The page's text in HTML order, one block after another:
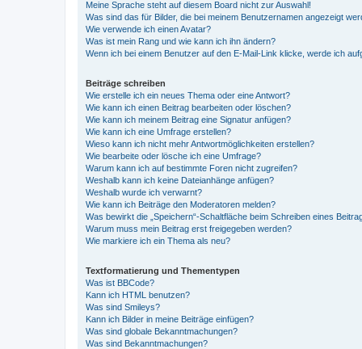
Meine Sprache steht auf diesem Board nicht zur Auswahl!
Was sind das für Bilder, die bei meinem Benutzernamen angezeigt
Wie verwende ich einen Avatar?
Was ist mein Rang und wie kann ich ihn ändern?
Wenn ich bei einem Benutzer auf den E-Mail-Link klicke, werde ich
Beiträge schreiben
Wie erstelle ich ein neues Thema oder eine Antwort?
Wie kann ich einen Beitrag bearbeiten oder löschen?
Wie kann ich meinem Beitrag eine Signatur anfügen?
Wie kann ich eine Umfrage erstellen?
Wieso kann ich nicht mehr Antwortmöglichkeiten erstellen?
Wie bearbeite oder lösche ich eine Umfrage?
Warum kann ich auf bestimmte Foren nicht zugreifen?
Weshalb kann ich keine Dateianhänge anfügen?
Weshalb wurde ich verwarnt?
Wie kann ich Beiträge den Moderatoren melden?
Was bewirkt die „Speichern“-Schaltfläche beim Schreiben eines
Warum muss mein Beitrag erst freigegeben werden?
Wie markiere ich ein Thema als neu?
Textformatierung und Thementypen
Was ist BBCode?
Kann ich HTML benutzen?
Was sind Smileys?
Kann ich Bilder in meine Beiträge einfügen?
Was sind globale Bekanntmachungen?
Was sind Bekanntmachungen?